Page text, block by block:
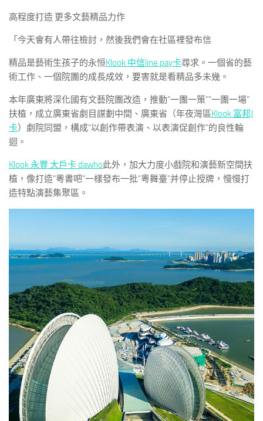
高程度打造 更多文藝精品力作
「今天會有人帶往檢討，然後我們會在社區裡發布信
精品是藝術生孩子的永恒Klook 中信line pay卡尋求。一個省的藝
術工作、一個院團的成長成效，要害就是看精品多未幾。
本年廣東將深化國有文藝院團改造，推動“一團一策”“一團一場”
扶植，成立廣東省劇目謀劃中間、廣東省（年夜灣區Klook 富邦J
卡）劇院同盟，構成“以創作帶表演、以表演促創作”的良性輪
迴。
Klook 永豐 大戶卡 dawho此外，加大力度小戲院和演藝新空間扶
植，像打造“粵書吧”一樣發布一批“粵舞臺”并停止授牌，慢慢打
造特點演藝集聚區。